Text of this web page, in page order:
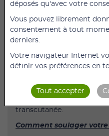
grâce à sa technologie
également un confort
textile ajouré.
Les câbles avec fiche
pour atteindre les
lombaires.
votre dos ou avec le
dans le cadre d'une
transcutanée.
Comment soulager
déposés qu'avec votre
Vous pouvez librement
consentement à tout
derniers.
Votre navigateur Internet
définir vos préférences en
Tout accepter